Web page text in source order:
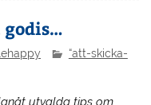
godis…
“att-skicka-
utvalda tips om